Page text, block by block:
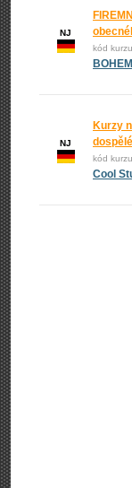
NJ
kód
NJ
Kurzy
dospělé
kód
Cool